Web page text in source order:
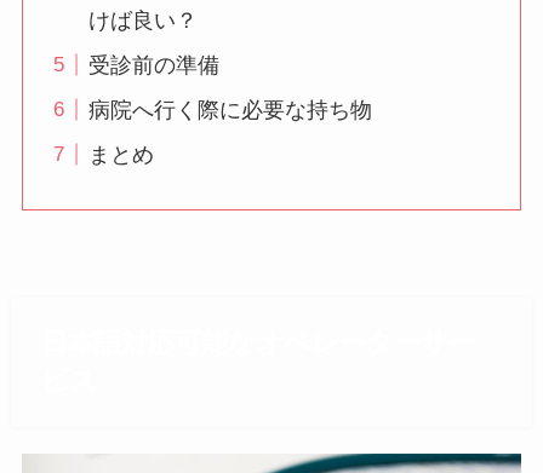
けば良い？
受診前の準備
病院へ行く際に必要な持ち物
まとめ